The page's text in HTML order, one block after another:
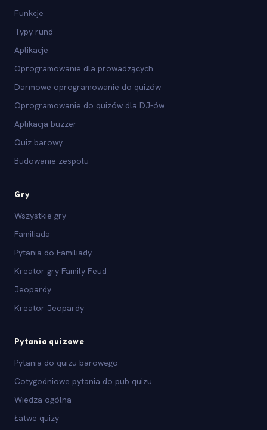
Funkcje
Typy rund
Aplikacje
Oprogramowanie dla prowadzących
Darmowe oprogramowanie do quizów
Oprogramowanie do quizów dla DJ-ów
Aplikacja buzzer
Quiz barowy
Budowanie zespołu
Gry
Wszystkie gry
Familiada
Pytania do Familiady
Kreator gry Family Feud
Jeopardy
Kreator Jeopardy
Pytania quizowe
Pytania do quizu barowego
Cotygodniowe pytania do pub quizu
Wiedza ogólna
Łatwe quizy